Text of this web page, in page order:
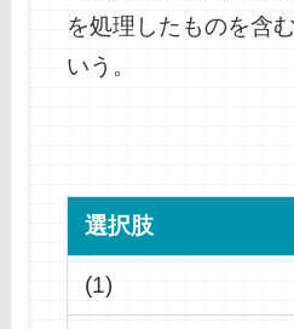
を処理したものを含
いう。
選択肢
(1)